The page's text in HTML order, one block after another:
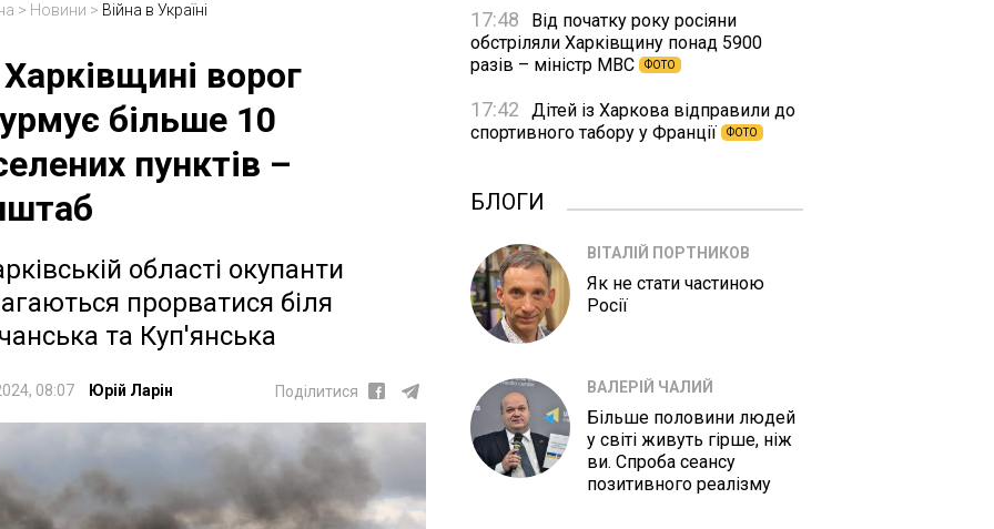
> Новини > Війна в Україні
ворог
більше 10
пунктів –
області окупанти
прорватися біля
та Куп'янська
08:07 Юрій Ларін Поділитися
17:48
Від початку року росіяни
обстріляли Харківщину понад 5900
разів – міністр МВС
ФОТО
17:42
Дітей із Харкова відправили до
спортивного табору у Франції
ФОТО
БЛОГИ
ВІТАЛІЙ ПОРТНИКОВ
Як не стати частиною
Росії
ВАЛЕРІЙ ЧАЛИЙ
Більше половини людей
у світі живуть гірше, ніж
ви. Спроба сеансу
позитивного реалізму